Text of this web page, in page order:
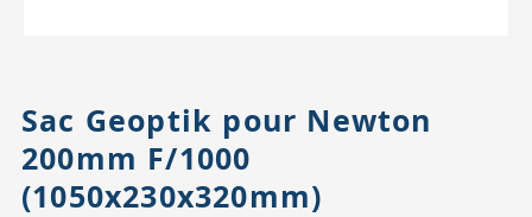
Sac Geoptik pour Newton
200mm F/1000
(1050x230x320mm)